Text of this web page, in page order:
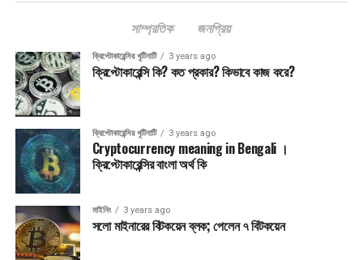
সাম্প্রতিক জনপ্রিয়
ক্রিপ্টোকারেন্সির খুটিনাটি 3 years ago
ক্রিপ্টোকারেন্সি কি? কত প্রকার? কিভাবে কাজ করে?
ক্রিপ্টোকারেন্সির খুটিনাটি 3 years ago
Cryptocurrency meaning in Bengali ।
ক্রিপ্টোকারেন্সির বাংলা অর্থ কি
মাইনিং 3 years ago
সলো মাইনারের বিটকয়েন ব্লক; পেলেন ৭ বিটকয়েন